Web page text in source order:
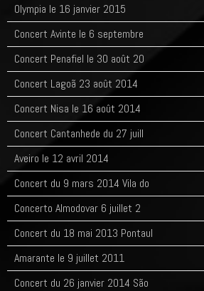
Olympia le 16 janvier 2015
Concert Avinte le 6 septembre
Concert Penafiel le 30 août 20
Concert Lagoã 23 août 2014
Concert Nisa le 16 août 2014
Concert Cantanhede du 27 juill
Aveiro le 12 avril 2014
Concert du 9 mars 2014 Vila do
Concerto Almodovar 6 juillet 2
Concert du 18 mai 2013 Pontaul
Amarante le 9 juillet 2011
Concert du 26 janvier 2014 São